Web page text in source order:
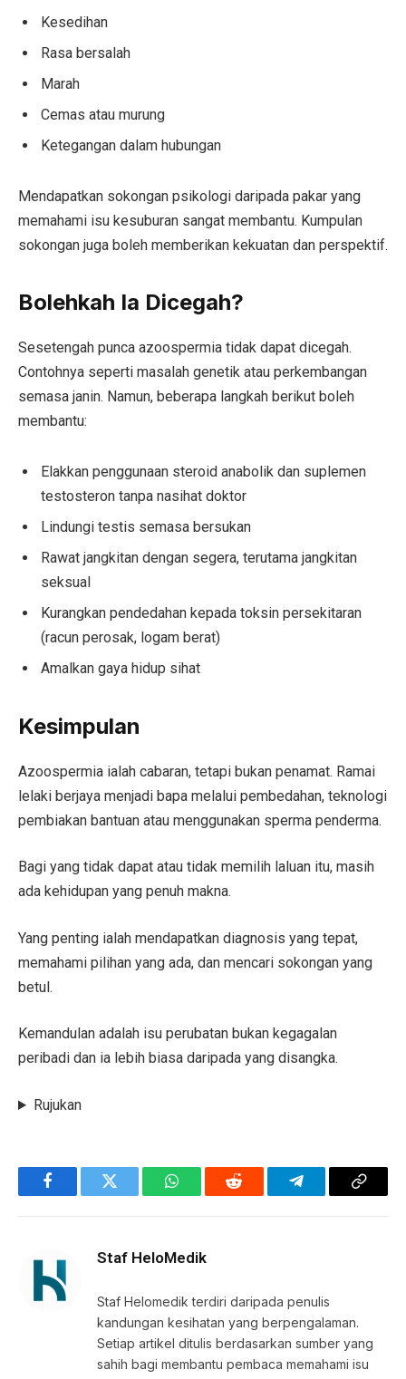
Kesedihan
Rasa bersalah
Marah
Cemas atau murung
Ketegangan dalam hubungan
Mendapatkan sokongan psikologi daripada pakar yang
memahami isu kesuburan sangat membantu. Kumpulan
sokongan juga boleh memberikan kekuatan dan perspektif.
Bolehkah Ia Dicegah?
Sesetengah punca azoospermia tidak dapat dicegah.
Contohnya seperti masalah genetik atau perkembangan
semasa janin. Namun, beberapa langkah berikut boleh
membantu:
Elakkan penggunaan steroid anabolik dan suplemen
testosteron tanpa nasihat doktor
Lindungi testis semasa bersukan
Rawat jangkitan dengan segera, terutama jangkitan
seksual
Kurangkan pendedahan kepada toksin persekitaran
(racun perosak, logam berat)
Amalkan gaya hidup sihat
Kesimpulan
Azoospermia ialah cabaran, tetapi bukan penamat. Ramai
lelaki berjaya menjadi bapa melalui pembedahan, teknologi
pembiakan bantuan atau menggunakan sperma penderma.
Bagi yang tidak dapat atau tidak memilih laluan itu, masih
ada kehidupan yang penuh makna.
Yang penting ialah mendapatkan diagnosis yang tepat,
memahami pilihan yang ada, dan mencari sokongan yang
betul.
Kemandulan adalah isu perubatan bukan kegagalan
peribadi dan ia lebih biasa daripada yang disangka.
Rujukan
FacebookTwitter WhatsAppReddit TelegramCopy
Staf HeloMedik
Staf Helomedik terdiri daripada penulis
kandungan kesihatan yang berpengalaman.
Setiap artikel ditulis berdasarkan sumber yang
sahih bagi membantu pembaca memahami isu